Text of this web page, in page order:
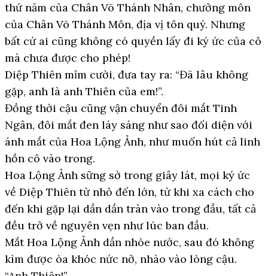
thứ năm của Chân Võ Thánh Nhân, chưởng môn
của Chân Võ Thánh Môn, địa vị tôn quý. Nhưng
bất cứ ai cũng không có quyền lấy đi ký ức của cô
mà chưa được cho phép!
Diệp Thiên mỉm cười, đưa tay ra: “Đã lâu không
gặp, anh là anh Thiên của em!”.
Đồng thời cậu cũng vận chuyển đôi mắt Tinh
Ngân, đôi mắt đen láy sáng như sao đối diện với
ánh mắt của Hoa Lộng Ảnh, như muốn hút cả linh
hồn cô vào trong.
Hoa Lộng Ảnh sững sờ trong giây lát, mọi ký ức
về Diệp Thiên từ nhỏ đến lớn, từ khi xa cách cho
đến khi gặp lại dần dần tràn vào trong đầu, tất cả
đều trở về nguyên vẹn như lúc ban đầu.
Mắt Hoa Lộng Ảnh dần nhòe nước, sau đó không
kìm được òa khóc nức nở, nhào vào lòng cậu.